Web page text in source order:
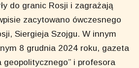
do granic Rosji i zagrażają
zacytowano ówczesnego
Siergieja Szojgu. W innym
8 grudnia 2024 roku, gazeta
geopolitycznego” i profesora